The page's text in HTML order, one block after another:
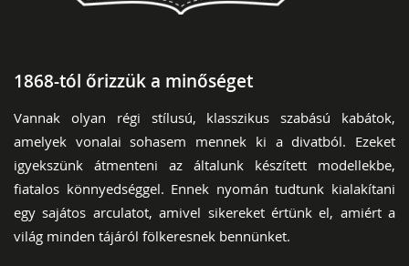
1868-tól őrizzük a minőséget
Vannak olyan régi stílusú, klasszikus szabású kabátok,
amelyek vonalai sohasem mennek ki a divatból. Ezeket
igyekszünk átmenteni az általunk készített modellekbe,
fiatalos könnyedséggel. Ennek nyomán tudtunk kialakítani
egy sajátos arculatot, amivel sikereket értünk el, amiért a
világ minden tájáról fölkeresnek bennünket.